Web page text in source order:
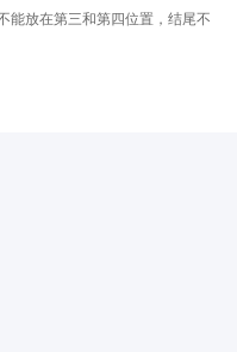
能放在第三和第四位置，结尾不